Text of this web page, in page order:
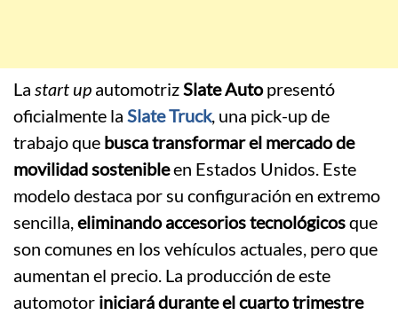
La start up automotrizSlate Autopresentó
oficialmente la Slate Truck, una pick-up de
trabajo que busca transformar el mercado de
movilidad sostenibleen Estados Unidos. Este
modelo destaca por su configuración en extremo
sencilla,eliminando accesorios tecnológicosque
son comunes en los vehículos actuales, pero que
aumentan el precio. La producción de este
automotor iniciará durante el cuarto trimestre